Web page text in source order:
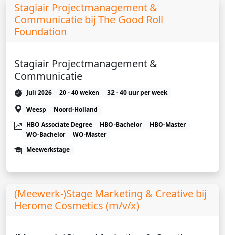
Stagiair Projectmanagement &
Communicatie bij The Good Roll
Foundation
Stagiair Projectmanagement &
Communicatie
Juli 2026 20 - 40 weken
32 - 40 uur per week
Weesp
Noord-Holland
HBO Associate Degree
HBO-Bachelor
HBO-Master
WO-Bachelor
WO-Master
Meewerkstage
(Meewerk-)Stage Marketing & Creative bij
Herome Cosmetics (m/v/x)